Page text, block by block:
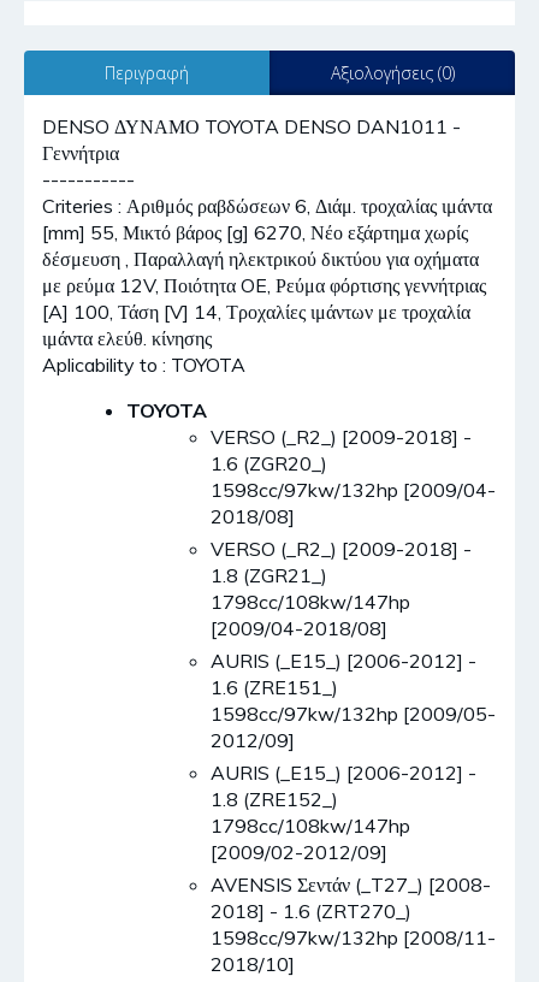
Περιγραφή Αξιολογήσεις (0)
DENSO ΔΥΝΑΜΟ TOYOTA DENSO DAN1011 -
Γεννήτρια
-----------
Criteries : Αριθμός ραβδώσεων 6, Διάμ. τροχαλίας ιμάντα
[mm] 55, Μικτό βάρος [g] 6270, Νέο εξάρτημα χωρίς
δέσμευση , Παραλλαγή ηλεκτρικού δικτύου για οχήματα
με ρεύμα 12V, Ποιότητα OE, Ρεύμα φόρτισης γεννήτριας
[A] 100, Τάση [V] 14, Τροχαλίες ιμάντων με τροχαλία
ιμάντα ελεύθ. κίνησης
Aplicability to : TOYOTA
TOYOTA
VERSO (_R2_) [2009-2018] -
1.6 (ZGR20_)
1598cc/97kw/132hp [2009/04-
2018/08]
VERSO (_R2_) [2009-2018] -
1.8 (ZGR21_)
1798cc/108kw/147hp
[2009/04-2018/08]
AURIS (_E15_) [2006-2012] -
1.6 (ZRE151_)
1598cc/97kw/132hp [2009/05-
2012/09]
AURIS (_E15_) [2006-2012] -
1.8 (ZRE152_)
1798cc/108kw/147hp
[2009/02-2012/09]
AVENSIS Σεντάν (_T27_) [2008-
2018] - 1.6 (ZRT270_)
1598cc/97kw/132hp [2008/11-
2018/10]